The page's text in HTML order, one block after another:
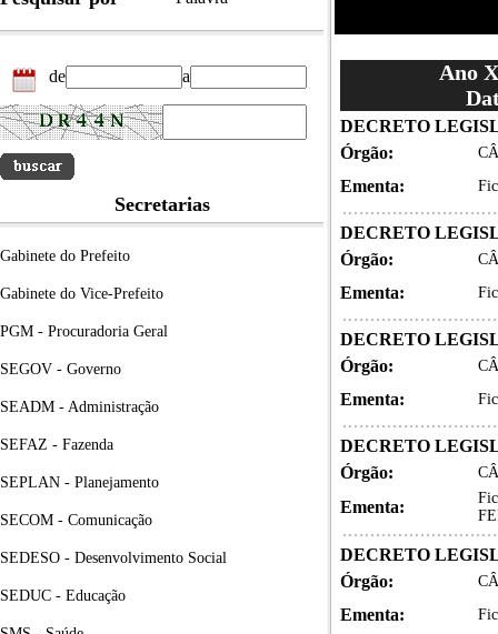
de a
Secretarias
Gabinete do Prefeito
Gabinete do Vice-Prefeito
PGM - Procuradoria Geral
SEGOV - Governo
SEADM - Administração
SEFAZ - Fazenda
SEPLAN - Planejamento
SECOM - Comunicação
SEDESO - Desenvolvimento Social
SEDUC - Educação
Ano
DECRETO
Órgão:
Ementa:
DECRETO
Órgão:
Ementa:
DECRETO
Órgão:
Ementa:
DECRETO
Órgão:
Ementa:
DECRETO
Órgão:
Ementa: